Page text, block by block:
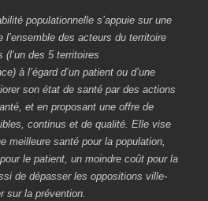
populationnelle s’appuie sur une
l’ensemble des acteurs du territoire
(l’un des 5 territoires
à l’égard d’un patient ou d’une
son état de santé par des actions
et en proposant une offre de
continus et de qualité. Elle vise
meilleure santé pour la population,
le patient, un moindre coût pour la
de dépasser les oppositions ville-
sur la prévention.